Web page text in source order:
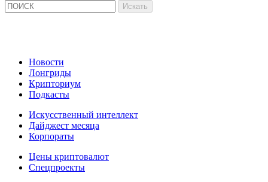
Новости
Лонгриды
Крипториум
Подкасты
Искусственный интеллект
Дайджест месяца
Корпораты
Цены криптовалют
Спецпроекты